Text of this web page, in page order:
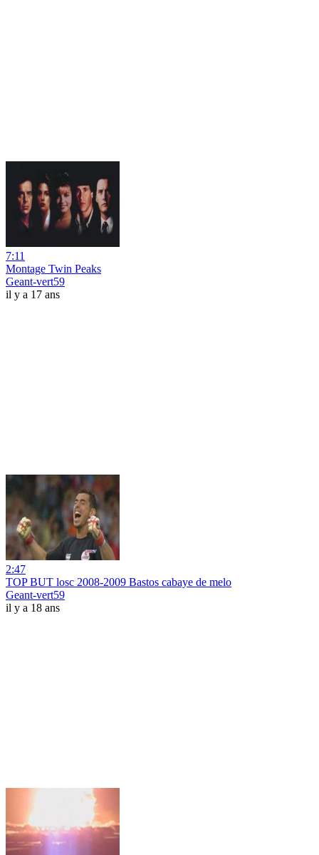
7:11
Montage Twin Peaks
Geant-vert59
il y a 17 ans
2:47
TOP BUT losc 2008-2009 Bastos cabaye de melo
Geant-vert59
il y a 18 ans